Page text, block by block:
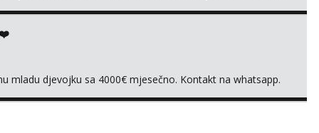
mladu djevojku sa 4000€ mjesečno. Kontakt na whatsapp.